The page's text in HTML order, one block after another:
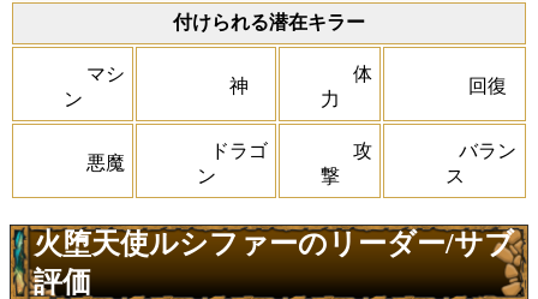
付けられる潜在キラー
マシ
ン
神
体
力
回復
悪魔
ドラゴ
ン
攻
撃
バラン
ス
火堕天使ルシファーのリーダー/サブ
評価